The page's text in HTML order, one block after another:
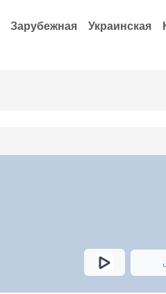
Зарубежная Украинская